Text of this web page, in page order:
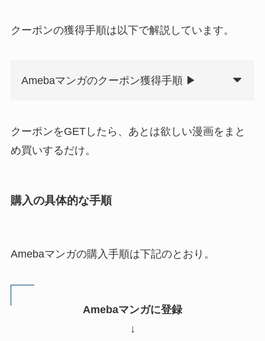
クーポンの獲得手順は以下で解説しています。
Amebaマンガのクーポン獲得手順 ▶
クーポンをGETしたら、あとは欲しい漫画をまと
め買いするだけ。
購入の具体的な手順
Amebaマンガの購入手順は下記のとおり。
Amebaマンガに登録
↓